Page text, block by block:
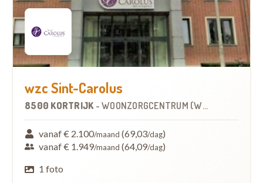
wzc Sint-Carolus
8500 KORTRIJK - WOONZORGCENTRUM (WZC)
vanaf € 2.100/maand (69,03/dag)
vanaf € 1.949/maand (64,09/dag)
1 foto